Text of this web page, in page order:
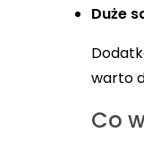
Duże
warto
Co